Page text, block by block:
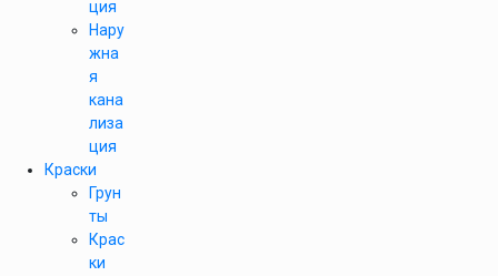
ция
Нару
жна
я
кана
лиза
ция
Краски
Грун
ты
Крас
ки